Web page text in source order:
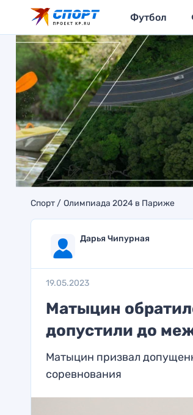
Футбол
Спорт Олимпиада 2024 в Париже
Дарья Чипурная
19.05.2023
Матыцин
допустили до
Матыцин призвал
соревнования